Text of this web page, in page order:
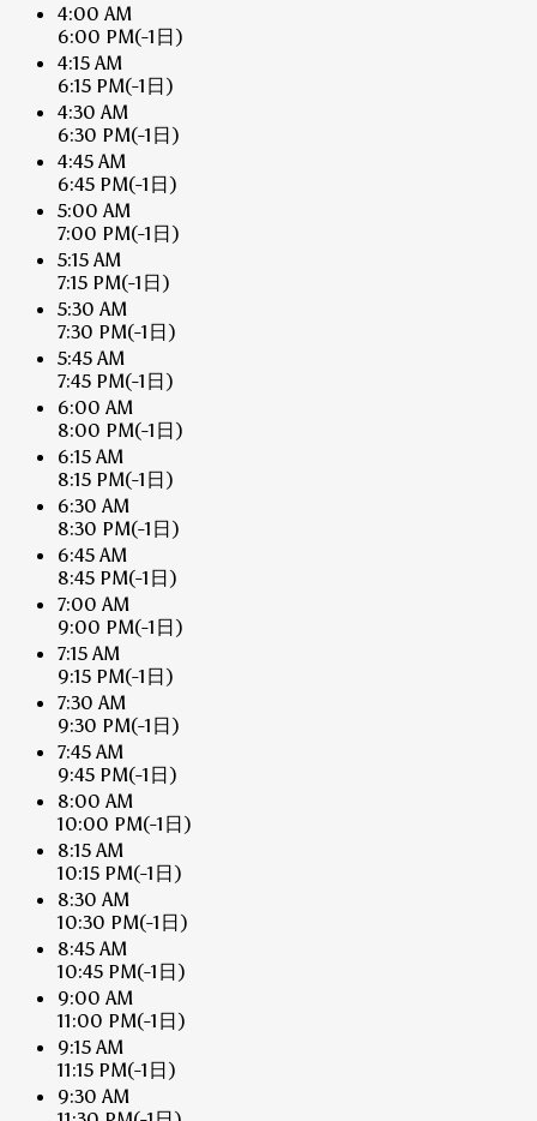
4:00 AM
6:00 PM(-1日)
4:15 AM
6:15 PM(-1日)
4:30 AM
6:30 PM(-1日)
4:45 AM
6:45 PM(-1日)
5:00 AM
7:00 PM(-1日)
5:15 AM
7:15 PM(-1日)
5:30 AM
7:30 PM(-1日)
5:45 AM
7:45 PM(-1日)
6:00 AM
8:00 PM(-1日)
6:15 AM
8:15 PM(-1日)
6:30 AM
8:30 PM(-1日)
6:45 AM
8:45 PM(-1日)
7:00 AM
9:00 PM(-1日)
7:15 AM
9:15 PM(-1日)
7:30 AM
9:30 PM(-1日)
7:45 AM
9:45 PM(-1日)
8:00 AM
10:00 PM(-1日)
8:15 AM
10:15 PM(-1日)
8:30 AM
10:30 PM(-1日)
8:45 AM
10:45 PM(-1日)
9:00 AM
11:00 PM(-1日)
9:15 AM
11:15 PM(-1日)
9:30 AM